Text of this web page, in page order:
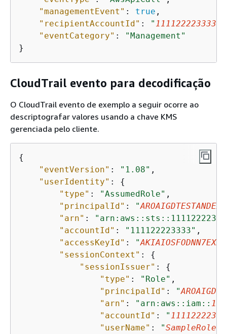
"managementEvent" : true ,
"recipientAccountId" : " 111122223333
"eventCategory" :
"Management"
}
CloudTrail evento para decodificação
O CloudTrail evento de exemplo a seguir ocorre ao
descriptografar valores usando a chave KMS
gerenciada pelo cliente.
{
"eventVersion" : "1.08" ,
"userIdentity" : {
"type" : "AssumedRole" ,
"principalId" : "
"arn" :
"accountId" : "111122223333" ,
"accessKeyId" : "
"sessionContext" : {
"sessionIssuer" : {
"type" : "Role" ,
"principalId" : "
"arn" : "arn:aws::iam::
"accountId" : "
"userName" : "SampleRole